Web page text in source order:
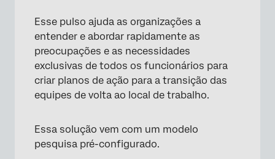
Outras soluções gratuitas para COVID-19 XM
Perguntas frequentes
Esse pulso ajuda as organizações a
entender e abordar rapidamente as
preocupações e as necessidades
exclusivas de todos os funcionários para
criar planos de ação para a transição das
equipes de volta ao local de trabalho.
Essa solução vem com um modelo
pesquisa pré-configurado.